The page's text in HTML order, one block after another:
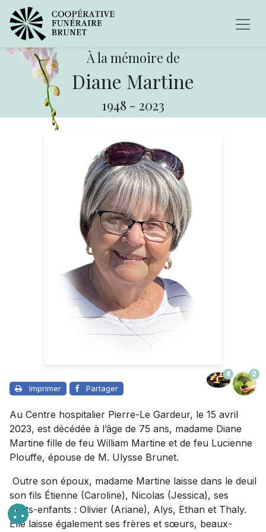
À la mémoire de
Diane Martine
1948 - 2023
Imprimer Partager
4 2
Au Centre hospitalier Pierre-Le Gardeur, le 15 avril
2023, est décédée à l’âge de 75 ans, madame Diane
Martine fille de feu William Martine et de feu Lucienne
Plouffe, épouse de M. Ulysse Brunet.
Outre son époux, madame Martine laisse dans le deuil
son fils Étienne (Caroline), Nicolas (Jessica), ses
petits-enfants : Olivier (Ariane), Alys, Ethan et Thaly.
Elle laisse également ses frères et sœurs, beaux-